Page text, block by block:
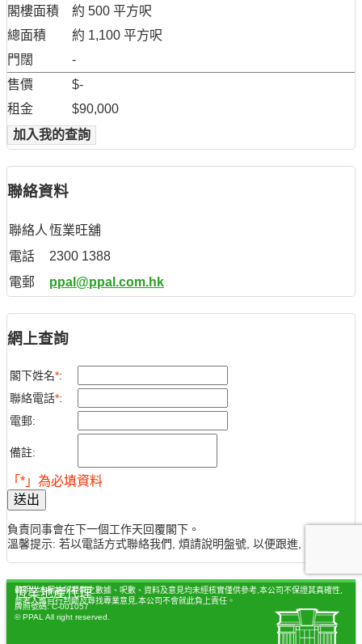
閣樓面積
約 500 平方呎
總面積
約 1,100 平方呎
門闊
-
售價
$-
租金
$90,000
加入我的查詢
聯絡資料
聯絡人 恆業旺舖
電話
2300 1388
電郵
ppal@ppal.com.hk
網上查詢
閣下姓名*:
聯絡電話*:
電郵:
備註:
「*」為必填資料
送出
負責同事會在下一個工作天回覆閣下。
溫馨提示: 若以電話方式聯絡我們, 煩請說明盤號, 以便跟進, 謝謝。
聲明：本網站所提供之數據、呎數、資料及意見均未經核實僅供參考,本公司不保證其真確性,
參考人應自行判斷及尋找專業意見,本公司不會就此負上責任。
恆業地產代理
牌照號碼: C-001057
© PPAL All right reserved.